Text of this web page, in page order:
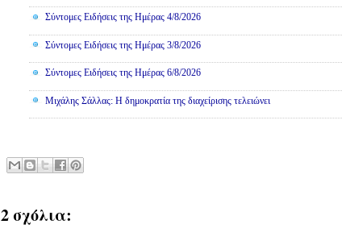
Σύντομες Ειδήσεις της Ημέρας 4/8/2026
Σύντομες Ειδήσεις της Ημέρας 3/8/2026
Σύντομες Ειδήσεις της Ημέρας 6/8/2026
Μιχάλης Σάλλας: Η δημοκρατία της διαχείρισης τελειώνει
2 σχόλια: